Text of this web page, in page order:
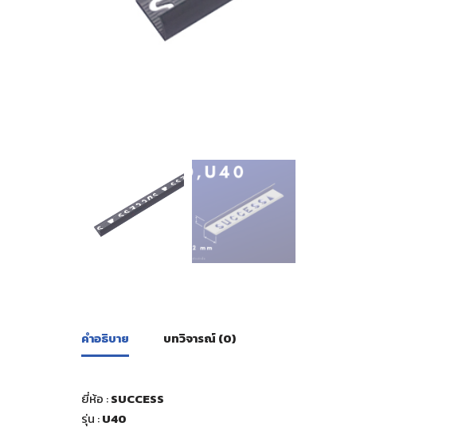
คำอธิบาย บทวิจารณ์ (0)
ยี่ห้อ :SUCCESS
รุ่น :U40